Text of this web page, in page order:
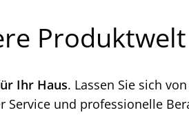
Ihr Haus. Lassen Sie sich
Service und professionelle